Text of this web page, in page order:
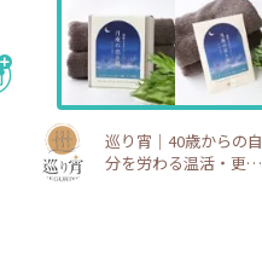
巡り宵｜40歳からの自
分を労わる温活・更年